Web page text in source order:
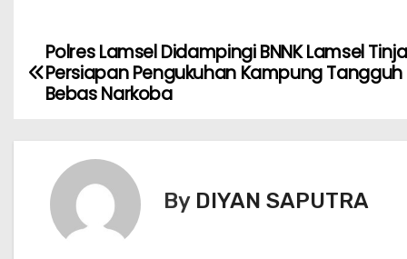
Polres Lamsel Didampingi BNNK Lamsel
Persiapan Pengukuhan Kampung Tangguh
Bebas Narkoba
By DIYAN SAPUTRA